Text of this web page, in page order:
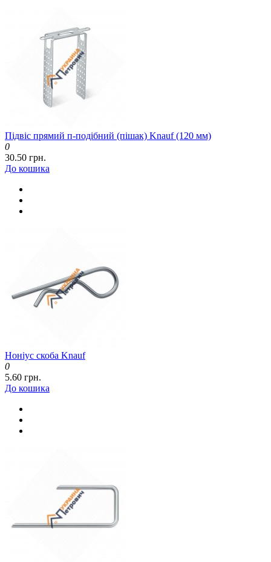
Підвіс прямий п-подібний (пішак) Knauf (120 мм)
0
30.50 грн.
До кошика
Ноніус скоба Knauf
0
5.60 грн.
До кошика